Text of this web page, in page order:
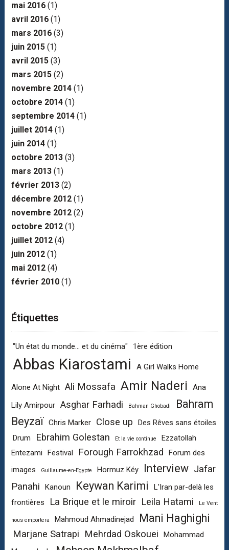
mai 2016(1)
avril 2016(1)
mars 2016(3)
juin 2015(1)
avril 2015(3)
mars 2015(2)
novembre 2014(1)
octobre 2014(1)
septembre 2014(1)
juillet 2014(1)
juin 2014(1)
octobre 2013(3)
mars 2013(1)
février 2013(2)
décembre 2012(1)
novembre 2012(2)
octobre 2012(1)
juillet 2012(4)
juin 2012(1)
mai 2012(4)
février 2010(1)
Étiquettes
"Un état du monde... et du cinéma" 1ère édition
Abbas Kiarostami A Girl Walks Home
Alone At Night Ali Mossafa Amir Naderi
Ana
Lily Amirpour Asghar Farhadi Bahman Ghobadi
Bahram
Beyzaï Chris Marker Close up
Des Rêves sans étoiles
Drum
Ebrahim Golestan Et la vie continue
Ezzatollah
Entezami
Festival Forough Farrokhzad
Forum des
images
Guillaume-en-Egypte Hormuz Kéy Interview Jafar
Panahi
Kanoun Keywan Karimi
L'Iran par-delà les
frontières
La Brique et le miroir Leila Hatami Le Vent
nous emportera Mahmoud Ahmadinejad Mani Haghighi
Marjane Satrapi Mehrdad Oskouei
Mohammad